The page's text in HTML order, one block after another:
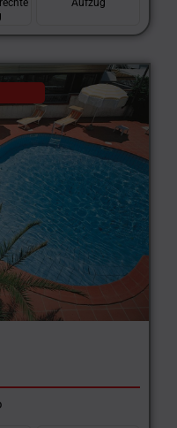
Aufzug